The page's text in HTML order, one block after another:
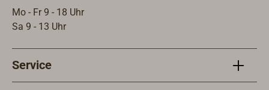
Mo - Fr 9 - 18 Uhr
Sa 9 - 13 Uhr
Service